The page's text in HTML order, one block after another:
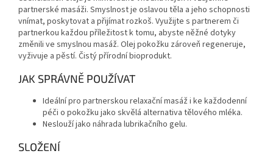
partnerské masáži. Smyslnost je oslavou těla a jeho schopnosti
vnímat, poskytovat a přijímat rozkoš. Využijte s partnerem či
partnerkou každou příležitost k tomu, abyste něžné dotyky
změnili ve smyslnou masáž. Olej pokožku zároveň regeneruje,
vyživuje a pěstí. Čistý přírodní bioprodukt.
JAK SPRÁVNĚ POUŽÍVAT
Ideální pro partnerskou relaxační masáž i ke každodenní
péči o pokožku jako skvělá alternativa tělového mléka.
Neslouží jako náhrada lubrikačního gelu.
SLOŽENÍ